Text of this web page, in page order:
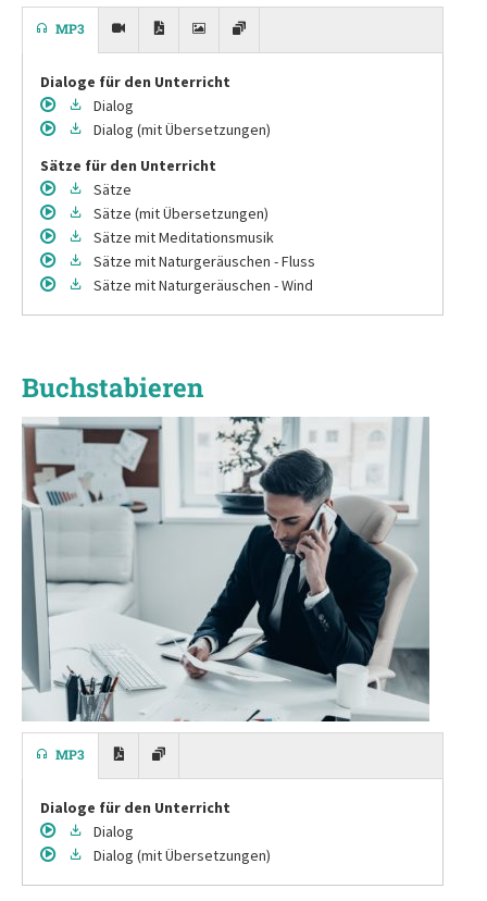
MP3
Dialoge für den Unterricht
Dialog
Dialog (mit Übersetzungen)
Sätze für den Unterricht
Sätze
Sätze (mit Übersetzungen)
Sätze mit Meditationsmusik
Sätze mit Naturgeräuschen - Fluss
Sätze mit Naturgeräuschen - Wind
Buchstabieren
MP3
Dialoge für den Unterricht
Dialog
Dialog (mit Übersetzungen)